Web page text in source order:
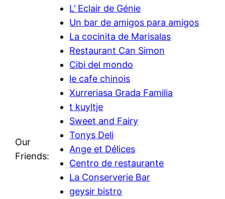
Our
Friends:
L’ Eclair de Génie
Un bar de amigos para amigos
La cocinita de Marisalas
Restaurant Can Simon
Cibi del mondo
le cafe chinois
Xurreriasa Grada Familia
t kuyltje
Sweet and Fairy
Tonys Deli
Ange et Délices
Centro de restaurante
La Conserverie Bar
geysir bistro